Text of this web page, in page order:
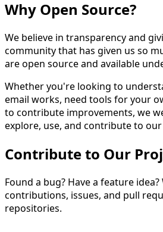
Why Open Source?
We believe in transparency and
community that has given us so
are open source and available
Whether you're looking to
email works, need tools for your
to contribute improvements, we
explore, use, and contribute to
Contribute to Our
Found a bug? Have a feature
contributions, issues, and pull
repositories.